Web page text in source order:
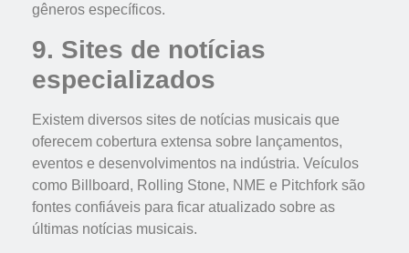
gêneros específicos.
9. Sites de notícias
especializados
Existem diversos sites de notícias musicais que
oferecem cobertura extensa sobre lançamentos,
eventos e desenvolvimentos na indústria. Veículos
como Billboard, Rolling Stone, NME e Pitchfork são
fontes confiáveis para ficar atualizado sobre as
últimas notícias musicais.